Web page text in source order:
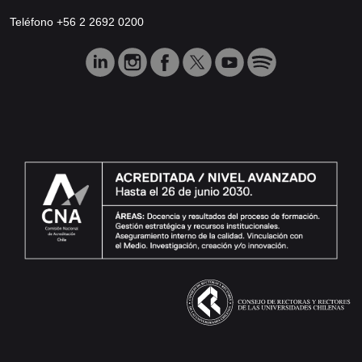
Teléfono +56 2 2692 0200